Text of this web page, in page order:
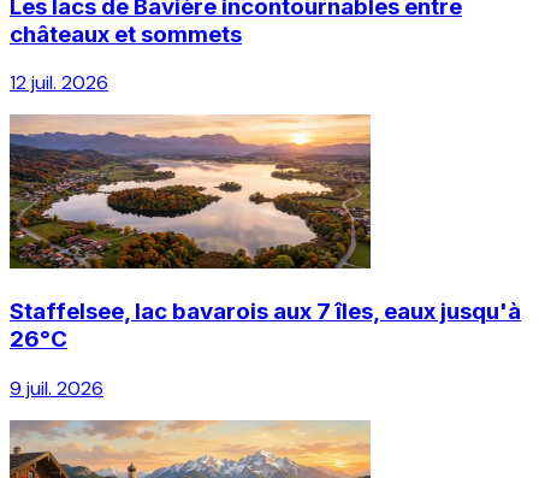
Les lacs de Bavière incontournables entre
châteaux et sommets
12 juil. 2026
Staffelsee, lac bavarois aux 7 îles, eaux jusqu'à
26°C
9 juil. 2026